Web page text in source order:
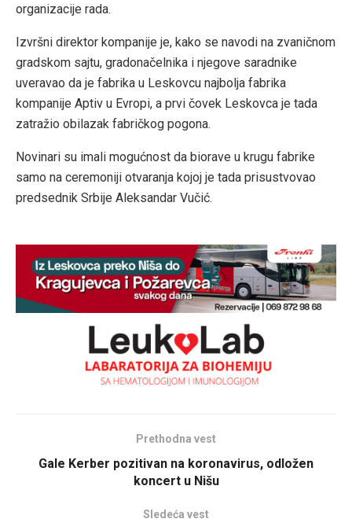
organizacije rada.
Izvršni direktor kompanije je, kako se navodi na zvaničnom
gradskom sajtu, gradonačelnika i njegove saradnike
uveravao da je fabrika u Leskovcu najbolja fabrika
kompanije Aptiv u Evropi, a prvi čovek Leskovca je tada
zatražio obilazak fabričkog pogona.
Novinari su imali mogućnost da biorave u krugu fabrike
samo na ceremoniji otvaranja kojoj je tada prisustvovao
predsednik Srbije Aleksandar Vučić.
Prethodna vest
Gale Kerber pozitivan na koronavirus, odložen
koncert u Nišu
Sledeća vest